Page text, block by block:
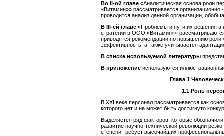
Во II-ой главе «Аналитическая основа роли
«Витамин»» рассматривается
проводится анализ данной организации,
В III-ей главе «Проблемы и пути их решения в
стратегии в ООО «Витамин»»
приводятся рекомендации по повышению роли
эффективность, а также учитывается
В списке используемой литературы
В приложение используются
Глава 1
1.1 Роль
В XXI веке персонал рассматривается как
которого нет и не может быть достигнуто
Выделяется ряд факторов, которые
развитие научно-технической революции
степени требует высочайших